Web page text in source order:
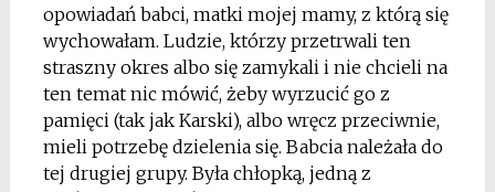
opowiadań babci, matki mojej mamy, z którą się
wychowałam. Ludzie, którzy przetrwali ten
straszny okres albo się zamykali i nie chcieli na
ten temat nic mówić, żeby wyrzucić go z
pamięci (tak jak Karski), albo wręcz przeciwnie,
mieli potrzebę dzielenia się. Babcia należała do
tej drugiej grupy. Była chłopką, jedną z